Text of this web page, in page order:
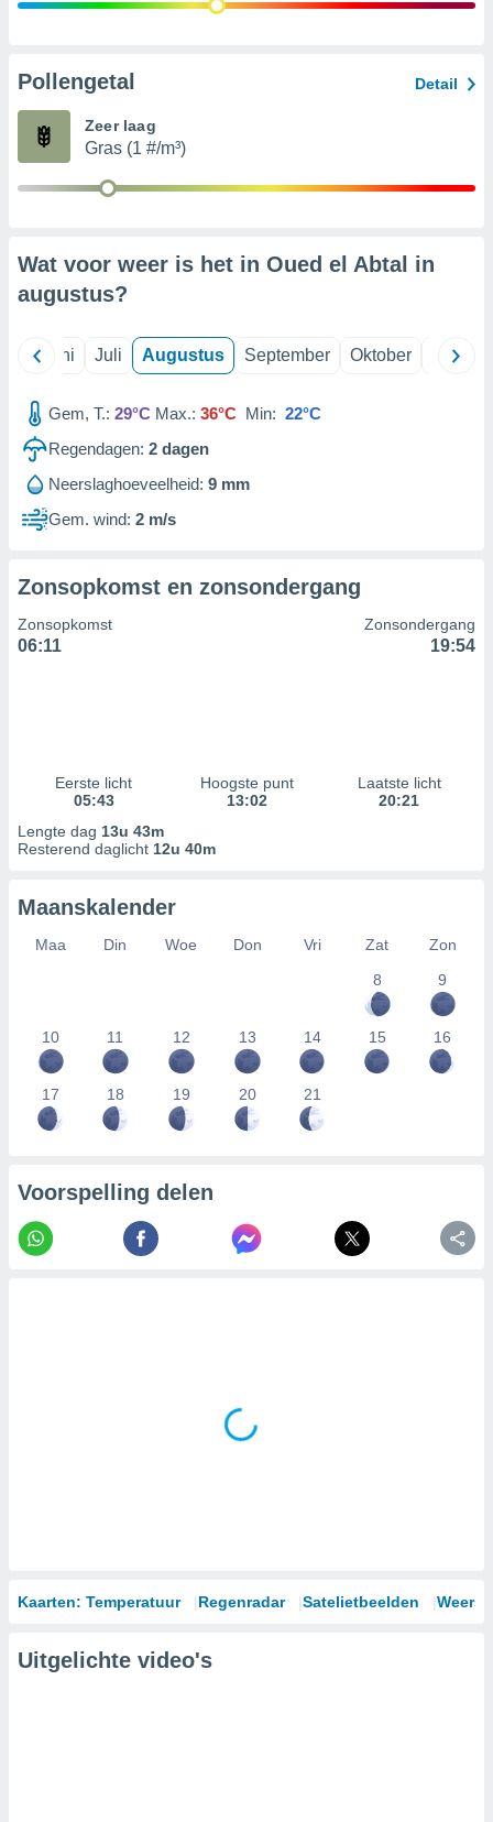
Pollengetal Detail
Zeer laag
Gras (1 #/m³)
Wat voor weer is het in Oued el Abtal in
augustus?
Juni Juli Augustus September Oktober
Gem, T.: 29°C Max.: 36°C Min: 22°C
Regendagen: 2 dagen
Neerslaghoeveelheid: 9 mm
Gem. wind: 2 m/s
Zonsopkomst en zonsondergang
Zonsopkomst
06:11
Zonsondergang
19:54
Eerste licht
05:43
Hoogste punt
13:02
Laatste licht
20:21
Lengte dag 13u 43m
Resterend daglicht 12u 40m
Maanskalender
Maa Din Woe Don Vri Zat
Zon
8
9
10 11 12 13 14 15 16
17 18 19 20 21
Voorspelling delen
Kaarten: Temperatuur Regenradar Satelietbeelden
Uitgelichte video's